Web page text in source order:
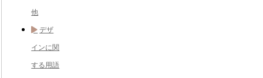
他
デザ
インに関
する用語